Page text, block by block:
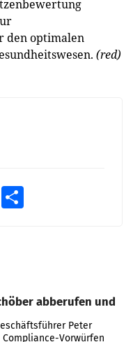
den optimalen
(red)
XING
abberufen und
Peter
Vorwürfen